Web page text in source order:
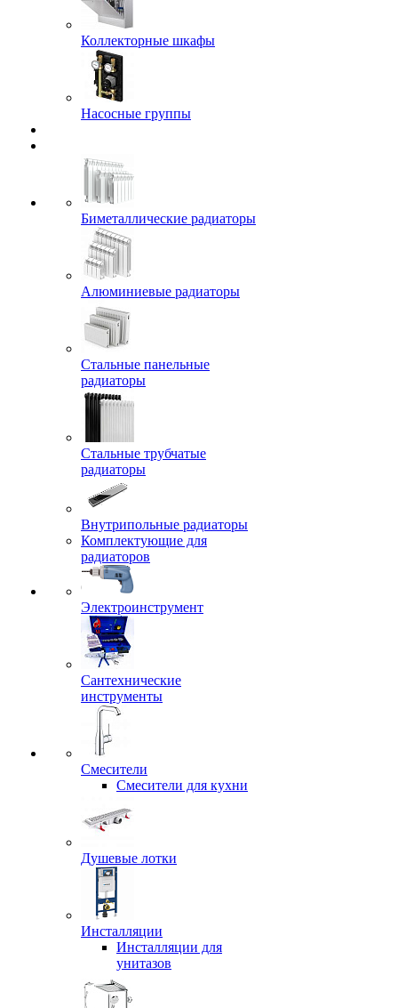
Коллекторные шкафы
Насосные группы
Биметаллические радиаторы
Алюминиевые радиаторы
Стальные панельные
радиаторы
Стальные трубчатые
радиаторы
Внутрипольные радиаторы
Комплектующие для
радиаторов
Электроинструмент
Сантехнические
инструменты
Смесители
Смесители для кухни
Душевые лотки
Инсталляции
Инсталляции для
унитазов